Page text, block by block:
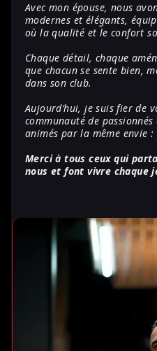
Avec mon épouse, nous
modernes et élégants,
où la qualité et le confort
Chaque détail, chaque
que chacun se sente bien,
dans son club.
Aujourd’hui, je suis fier de
communauté de
animés par la même envie
Merci à tous ceux qui
nous et font vivre chaque